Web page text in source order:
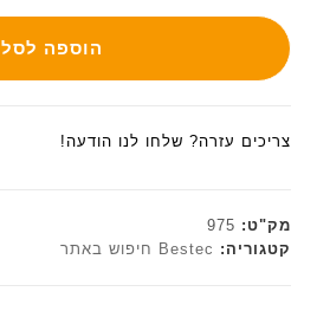
הוספה לסל
צריכים עזרה? שלחו לנו הודעה!
מק"ט: 975
קטגוריה: Bestec חיפוש באתר